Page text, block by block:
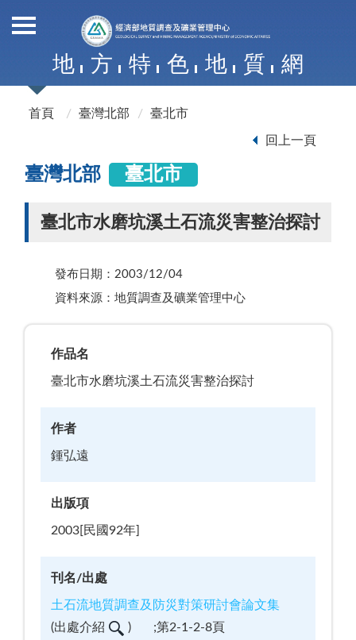
地 方 特 色 地 質 網
首頁 臺灣北部 臺北市
回上一頁
臺灣北部 臺北市
臺北市水磨坑溪土石流災害整治探討
發布日期：2003/12/04
資料來源：地質調查及礦業管理中心
作品名
臺北市水磨坑溪土石流災害整治探討
作者
鍾弘遠
出版項
2003[民國92年]
刊名/出處
土石流地質調查及防災對策研討會論文集
(出處介紹 ) ;第2-1-2-8頁